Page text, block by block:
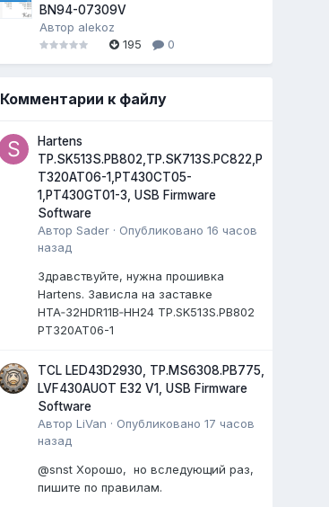
BN94-07309V
Автор alekoz
195
0
Комментарии к файлу
Hartens
TP.SK513S.PB802,TP.SK713S.PC822,P
T320AT06-1,PT430CT05-
1,PT430GT01-3, USB Firmware
Software
АвторSader · Опубликовано16 часов
назад
Здравствуйте, нужна прошивка
Hartens. Зависла на заставке
HTA‑32HDR11B‑HH24 TP.SK513S.PB802
PT320AT06-1
TCL LED43D2930, TP.MS6308.PB775,
LVF430AUOT E32 V1, USB Firmware
Software
АвторLiVan · Опубликовано17 часов
назад
@snst Хорошо, но вследующий раз,
пишите по правилам.